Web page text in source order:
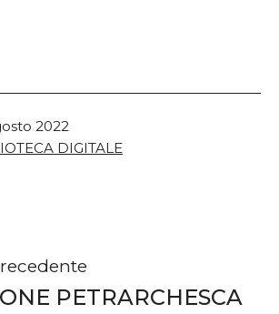
2022
DIGITALE
PETRARCHESCA